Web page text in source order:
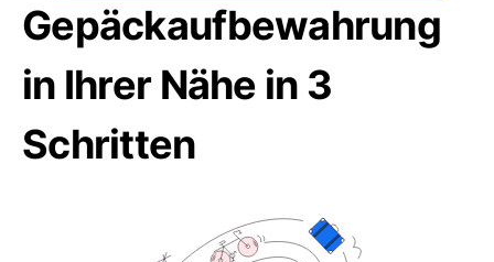
Gepäckaufbewahrung
in Ihrer Nähe in 3
Schritten